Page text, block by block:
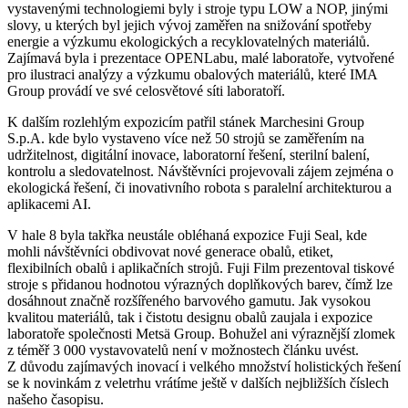
vystavenými technologiemi byly i stroje typu LOW a NOP, jinými
slovy, u kterých byl jejich vývoj zaměřen na snižování spotřeby
energie a výzkumu ekologických a recyklovatelných materiálů.
Zajímavá byla i prezentace OPENLabu, malé laboratoře, vytvořené
pro ilustraci analýzy a výzkumu obalových materiálů, které IMA
Group provádí ve své celosvětové síti laboratoří.
K dalším rozlehlým expozicím patřil stánek Marchesini Group
S.p.A. kde bylo vystaveno více než 50 strojů se zaměřením na
udržitelnost, digitální inovace, laboratorní řešení, sterilní balení,
kontrolu a sledovatelnost. Návštěvníci projevovali zájem zejména o
ekologická řešení, či inovativního robota s paralelní architekturou a
aplikacemi AI.
V hale 8 byla takřka neustále obléhaná expozice Fuji Seal, kde
mohli návštěvníci obdivovat nové generace obalů, etiket,
flexibilních obalů i aplikačních strojů. Fuji Film prezentoval tiskové
stroje s přidanou hodnotou výrazných doplňkových barev, čímž lze
dosáhnout značně rozšířeného barvového gamutu. Jak vysokou
kvalitou materiálů, tak i čistotu designu obalů zaujala i expozice
laboratoře společnosti Metsä Group. Bohužel ani výraznější zlomek
z téměř 3 000 vystavovatelů není v možnostech článku uvést.
Z důvodu zajímavých inovací i velkého množství holistických řešení
se k novinkám z veletrhu vrátíme ještě v dalších nejbližších číslech
našeho časopisu.